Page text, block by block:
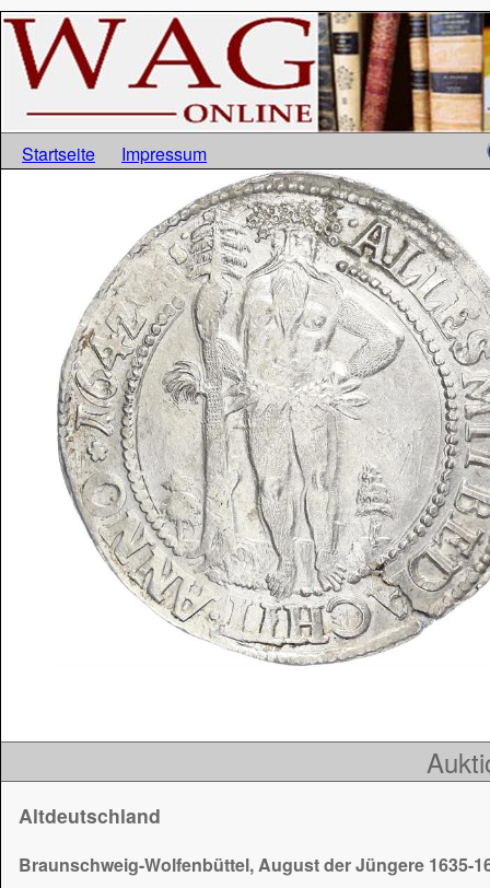
Startseite Impressum
Altdeutschland
Braunschweig-Wolfenbüttel, August der Jüngere 1635-